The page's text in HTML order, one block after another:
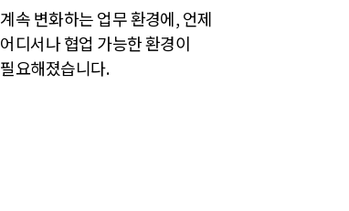
계속 변화하는 업무 환경에, 언제
어디서나 협업 가능한 환경이
필요해졌습니다.